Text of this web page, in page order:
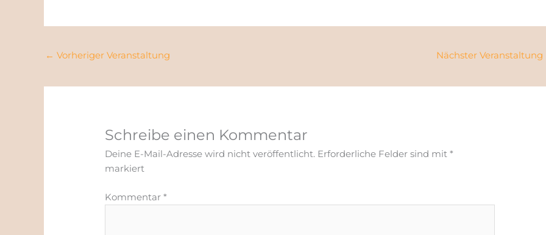
← Vorheriger Veranstaltung Nächster Veranstaltung
Schreibe einen Kommentar
Deine E-Mail-Adresse wird nicht veröffentlicht. Erforderliche Felder sind mit*
markiert
Kommentar*